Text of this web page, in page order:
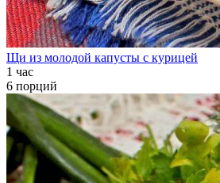
Щи из молодой капусты с курицей
1 час
6 порций